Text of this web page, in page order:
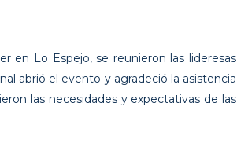
en Lo Espejo, se reunieron las lideresas
abrió el evento y agradeció la asistencia
las necesidades y expectativas de las